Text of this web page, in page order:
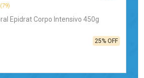
(79)
Epidrat Corpo Intensivo 450g
25% OFF